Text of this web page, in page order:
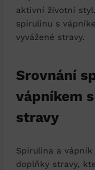
aktivní životní
spirulinu s
vyvážené stravy.
Srovnání
vápníkem
stravy
Spirulina a
doplňky stravy,